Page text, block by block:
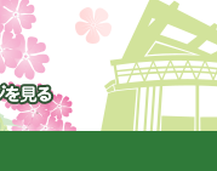
いた